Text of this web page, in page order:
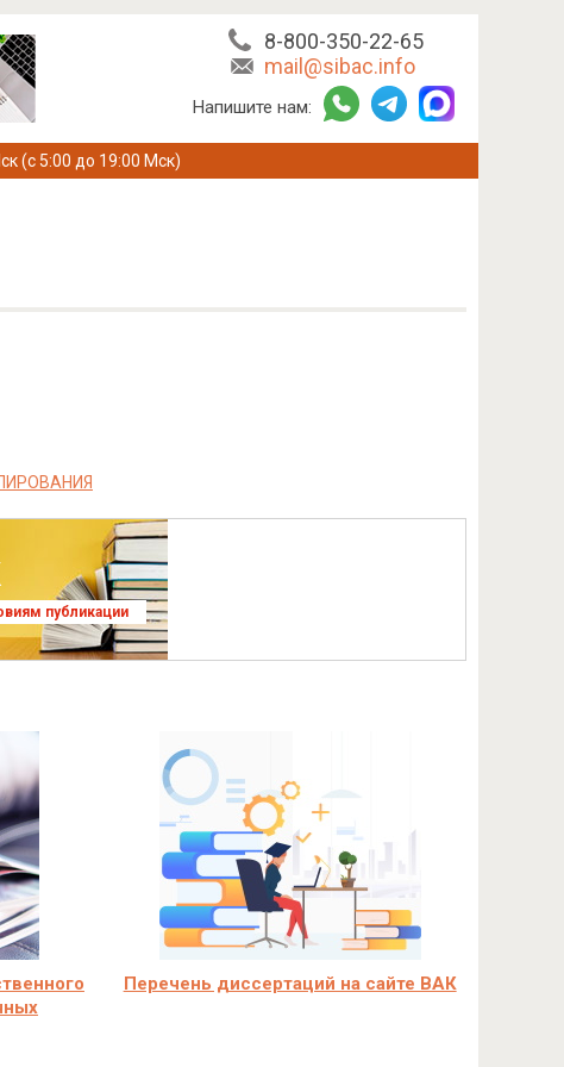
8-800-350-22-65
mail@sibac.info
Напишите нам:
(с 5:00 до 19:00 Мск)
публикации
Перечень диссертаций на сайте ВАК